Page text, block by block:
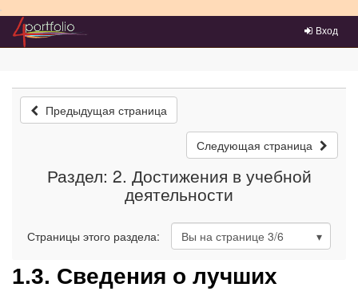
Преейти на главное меню
Вход
Предыдущая страница
Следующая страница
Раздел: 2. Достижения в учебной
деятельности
Страницы этого раздела: Вы на странице 3/6
1.3. Сведения о лучших